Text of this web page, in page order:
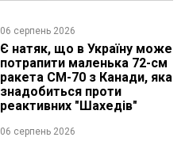
06 серпень 2026
Є натяк, що в Україну може
потрапити маленька 72-см
ракета CM-70 з Канади, яка
знадобиться проти
реактивних "Шахедів"
06 серпень 2026